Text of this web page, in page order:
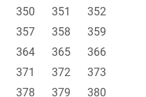
350 351
352
357 358
359
364 365
366
371 372
373
378 379
380